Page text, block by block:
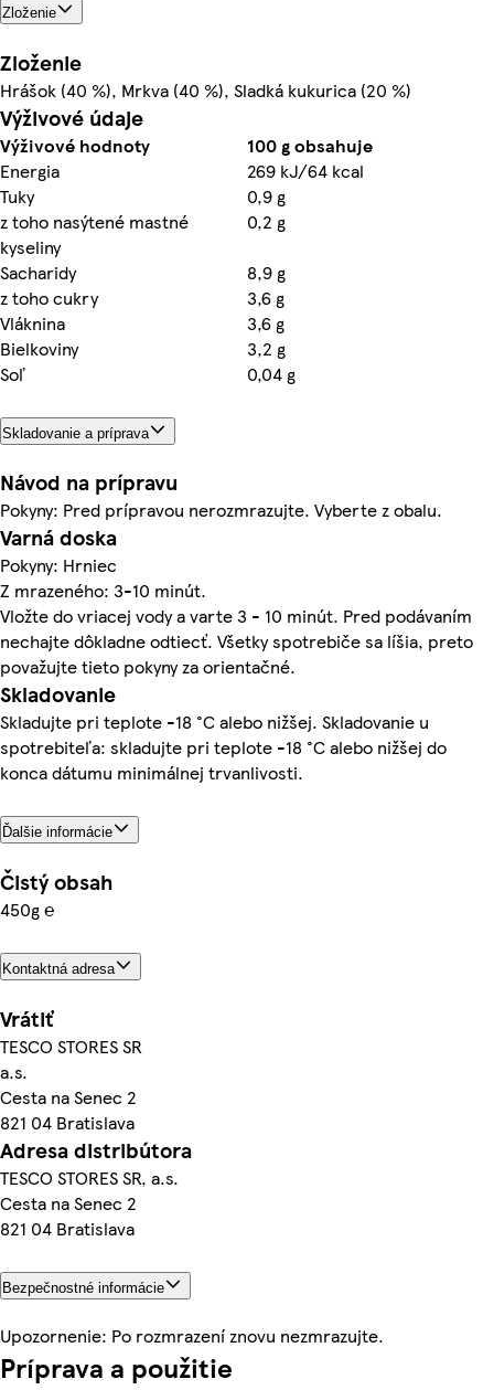
Zloženie
Zloženie
Hrášok (40 %), Mrkva (40 %), Sladká kukurica (20 %)
Výživové údaje
Výživové hodnoty
100 g obsahuje
Energia
269 kJ/64 kcal
Tuky
0,9 g
z toho nasýtené mastné
kyseliny
0,2 g
Sacharidy
8,9 g
z toho cukry
3,6 g
Vláknina
3,6 g
Bielkoviny
3,2 g
Soľ
0,04 g
Skladovanie a príprava
Návod na prípravu
Pokyny: Pred prípravou nerozmrazujte. Vyberte z obalu.
Varná doska
Pokyny: Hrniec
Z mrazeného: 3-10 minút.
Vložte do vriacej vody a varte 3 - 10 minút. Pred podávaním
nechajte dôkladne odtiecť. Všetky spotrebiče sa líšia, preto
považujte tieto pokyny za orientačné.
Skladovanie
Skladujte pri teplote -18 °C alebo nižšej. Skladovanie u
spotrebiteľa: skladujte pri teplote -18 °C alebo nižšej do
konca dátumu minimálnej trvanlivosti.
Ďalšie informácie
Čistý obsah
450g ℮
Kontaktná adresa
Vrátiť
TESCO STORES SR
a.s.
Cesta na Senec 2
821 04 Bratislava
Adresa distribútora
TESCO STORES SR, a.s.
Cesta na Senec 2
821 04 Bratislava
Bezpečnostné informácie
Upozornenie: Po rozmrazení znovu nezmrazujte.
Príprava a použitie